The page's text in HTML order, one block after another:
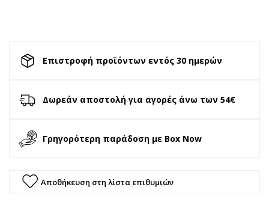
Επιστροφή προϊόντων εντός 30 ημερών
Δωρεάν αποστολή για αγορές άνω των 54€
Γρηγορότερη παράδοση με Box Now
Αποθήκευση στη λίστα επιθυμιών